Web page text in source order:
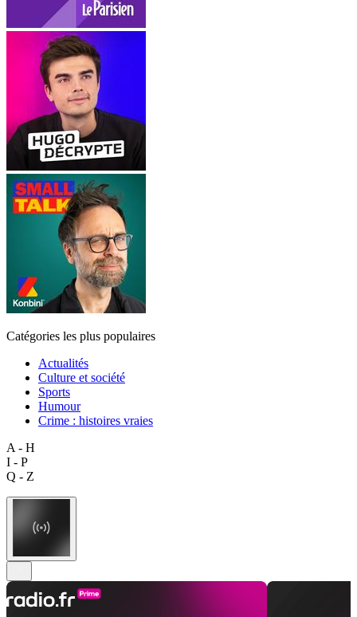
Catégories les plus populaires
Actualités
Culture et société
Sports
Humour
Crime : histoires vraies
A - H
I - P
Q - Z